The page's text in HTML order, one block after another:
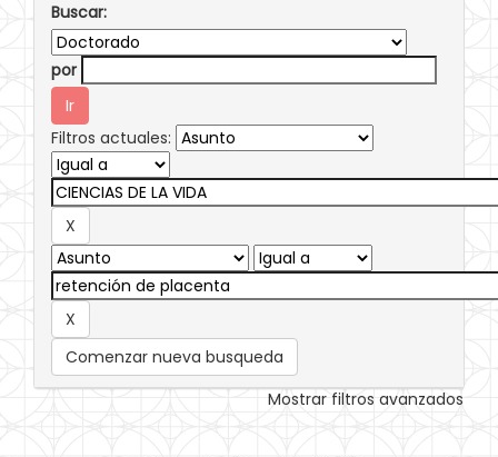
Buscar:
por
Filtros actuales:
Comenzar nueva busqueda
Mostrar filtros avanzados